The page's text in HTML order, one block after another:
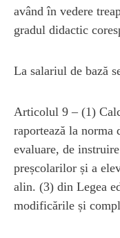
având în vedere
gradul didactic
La salariul de bază
Articolul 9 – (1)
raportează la norma
evaluare, de
preșcolarilor și a
alin. (3) din Legea
modificările și